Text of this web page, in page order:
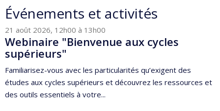
Événements et activités
21 août 2026, 12h00 à 13h00
Webinaire "Bienvenue aux cycles
supérieurs"
Familiarisez-vous avec les particularités qu’exigent des
études aux cycles supérieurs et découvrez les ressources et
des outils essentiels à votre...